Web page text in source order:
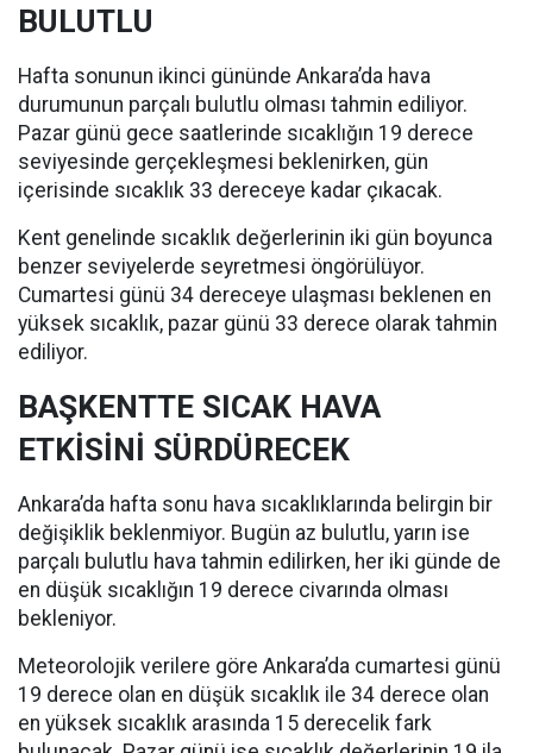
BULUTLU
Hafta sonunun ikinci gününde Ankara’da hava
durumunun parçalı bulutlu olması tahmin ediliyor.
Pazar günü gece saatlerinde sıcaklığın 19 derece
seviyesinde gerçekleşmesi beklenirken, gün
içerisinde sıcaklık 33 dereceye kadar çıkacak.
Kent genelinde sıcaklık değerlerinin iki gün boyunca
benzer seviyelerde seyretmesi öngörülüyor.
Cumartesi günü 34 dereceye ulaşması beklenen en
yüksek sıcaklık, pazar günü 33 derece olarak tahmin
ediliyor.
BAŞKENTTE SICAK HAVA
ETKİSİNİ SÜRDÜRECEK
Ankara’da hafta sonu hava sıcaklıklarında belirgin bir
değişiklik beklenmiyor. Bugün az bulutlu, yarın ise
parçalı bulutlu hava tahmin edilirken, her iki günde de
en düşük sıcaklığın 19 derece civarında olması
bekleniyor.
Meteorolojik verilere göre Ankara’da cumartesi günü
19 derece olan en düşük sıcaklık ile 34 derece olan
en yüksek sıcaklık arasında 15 derecelik fark